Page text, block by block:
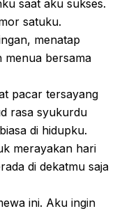
saat aku sukses.
satuku.
menatap
menua bersama
pacar tersayang
rasa syukurdu
di hidupku.
merayakan hari
di dekatmu saja
ini. Aku ingin